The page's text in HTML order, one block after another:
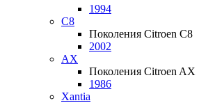
1994
C8
Поколения Citroen C8
2002
AX
Поколения Citroen AX
1986
Xantia